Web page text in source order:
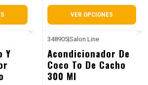
VER OPCIONES
Y
348905|Salon Line
Acondicionador De
Coco To De Cacho
300 Ml